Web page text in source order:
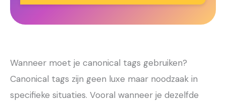
Wanneer moet je canonical tags gebruiken?
Canonical tags zijn geen luxe maar noodzaak in
specifieke situaties. Vooral wanneer je dezelfde